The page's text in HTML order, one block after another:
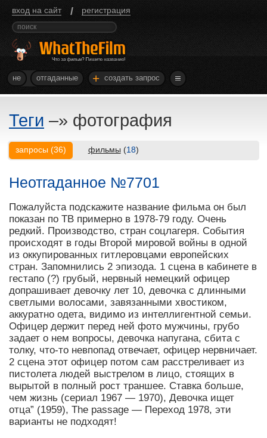
вход на сайт / регистрация
не отгаданные + создать запрос
Теги –» фотография
запросы (36) фильмы (18)
Неотгаданное №7701
Пожалуйста подскажите название фильма он был
показан по ТВ примерно в 1978-79 году. Очень
редкий. Производство, стран соцлагеря. События
происходят в годы Второй мировой войны в одной
из оккупированных гитлеровцами европейских
стран. Запомнились 2 эпизода. 1 сцена в кабинете в
гестапо (?) грубый, нервный немецкий офицер
допрашивает девочку лет 10, девочка с длинными
светлыми волосами, завязанными хвостиком,
аккуратно одета, видимо из интеллигентной семьи.
Офицер держит перед ней фото мужчины, грубо
задает о нем вопросы, девочка напугана, сбита с
толку, что-то невпопад отвечает, офицер нервничает.
2 сцена этот офицер потом сам расстреливает из
пистолета людей выстрелом в лицо, стоящих в
вырытой в полный рост траншее. Ставка больше,
чем жизнь (сериал 1967 — 1970), Девочка ищет
отца” (1959), The passage — Переход 1978, эти
варианты не подходят!